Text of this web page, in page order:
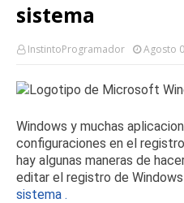
sistema
InstintoProgramador Agosto
Windows y muchas
configuraciones en el
hay algunas maneras de
editar el registro de
sistema .